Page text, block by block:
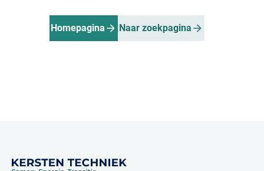
Homepagina Naar zoekpagina